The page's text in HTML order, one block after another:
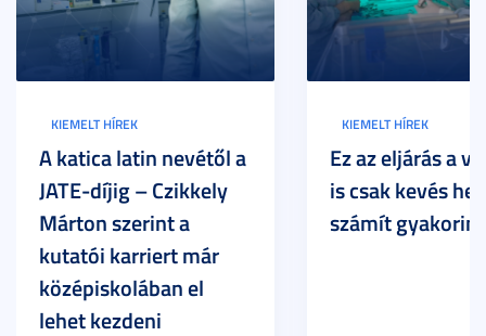
KIEMELT HÍREK
A katica latin nevétől a
JATE-díjig – Czikkely
Márton szerint a
kutatói karriert már
középiskolában el
lehet kezdeni
KIEMELT HÍREK
Ez az eljárás a
is csak kevés
számít